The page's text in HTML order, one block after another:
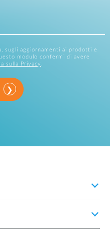
sugli aggiornamenti ai prodotti e
modulo confermi di avere
sulla Privacy .